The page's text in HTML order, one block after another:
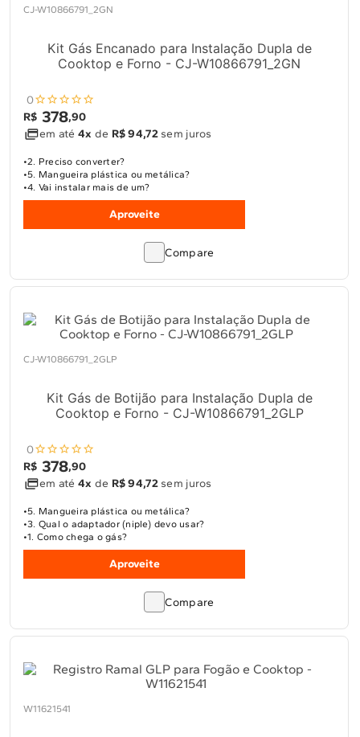
CJ-W10866791_2GN
Kit Gás Encanado para Instalação Dupla de
Cooktop e Forno - CJ-W10866791_2GN
0
R$ 378,90
em até 4x de R$ 94,72sem juros
2. Preciso converter?
5. Mangueira plástica ou metálica?
4. Vai instalar mais de um?
Aproveite
Compare
CJ-W10866791_2GLP
Kit Gás de Botijão para Instalação Dupla de
Cooktop e Forno - CJ-W10866791_2GLP
0
R$ 378,90
em até 4x de R$ 94,72sem juros
5. Mangueira plástica ou metálica?
3. Qual o adaptador (niple) devo usar?
1. Como chega o gás?
Aproveite
Compare
W11621541